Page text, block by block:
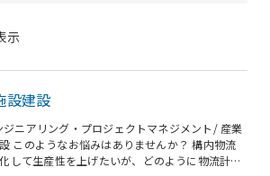
示
設建設
ニアリング・プロジェクトマネジメント/ 産業
このようなお悩みはありませんか？ 構内物流
して生産性を上げたいが、どのように物流計画